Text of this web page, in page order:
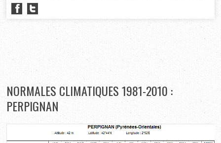
NORMALES CLIMATIQUES 1981-2010 :
PERPIGNAN